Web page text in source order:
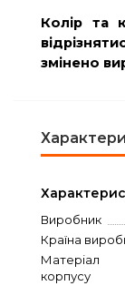
Колір та
змінено
Виробник
Країна
Матеріал
корпусу